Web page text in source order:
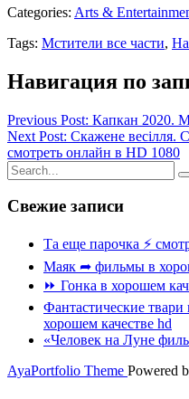
Categories: Arts &
Tags: Мстители все части, На
Навигация по
Previous Post: Капкан 2020.
Next Post: Скажене весілля.
смотреть онлайн в HD 1080
Свежие записи
Та еще парочка ⚡
Маяк ➦ фильмы в
⏩ Гонка в хорошем
Фантастические
хорошем качестве hd
«Человек на Луне
AyaPortfolio Theme Powered